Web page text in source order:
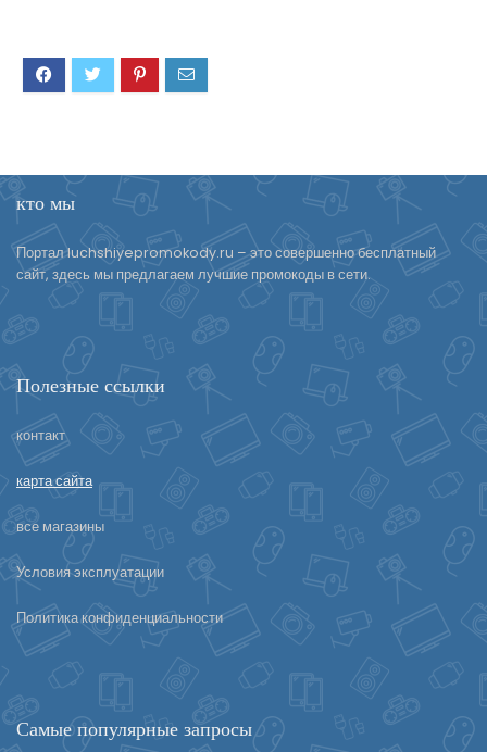
кто мы
Портал luchshiyepromokody.ru – это совершенно бесплатный
сайт, здесь мы предлагаем лучшие промокоды в сети.
Полезные ссылки
контакт
карта сайта
все магазины
Условия эксплуатации
Политика конфиденциальности
Самые популярные запросы